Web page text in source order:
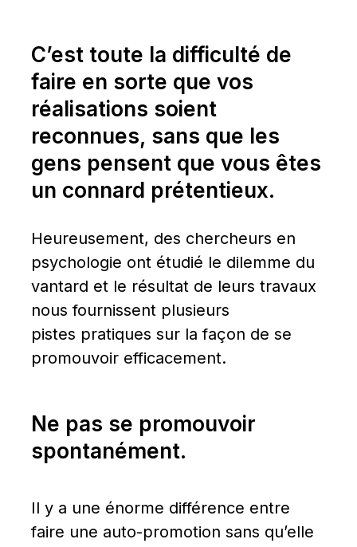
C’est toute la difficulté de
faire en sorte que vos
réalisations soient
reconnues, sans que les
gens pensent que vous êtes
un connard prétentieux.
Heureusement, des chercheurs en
psychologie ont étudié le dilemme du
vantard et le résultat de leurs travaux
nous fournissent plusieurs
pistes pratiques sur la façon de se
promouvoir efficacement.
Ne pas se promouvoir
spontanément.
Il y a une énorme différence entre
faire une auto-promotion sans qu’elle